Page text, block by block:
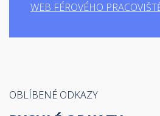
WEB FÉROVÉHO
OBLÍBENÉ ODKAZY